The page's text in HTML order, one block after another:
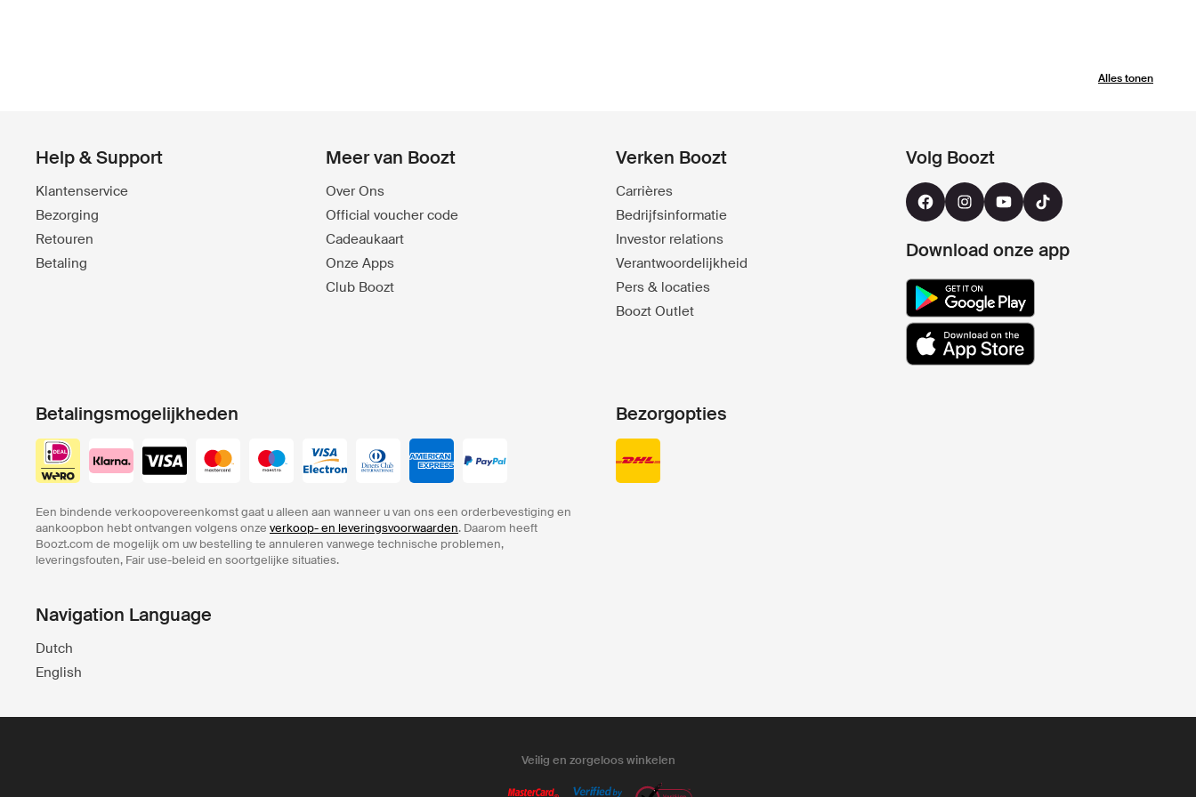
Alles tonen
Help & Support
Klantenservice
Bezorging
Retouren
Betaling
Meer van Boozt
Over Ons
Official voucher code
Cadeaukaart
Onze Apps
Club Boozt
Verken Boozt
Carrières
Bedrijfsinformatie
Investor relations
Verantwoordelijkheid
Pers & locaties
Boozt Outlet
Volg Boozt
Download onze app
Betalingsmogelijkheden
Een bindende verkoopovereenkomst gaat u alleen aan wanneer u van ons een orderbevestiging en
aankoopbon hebt ontvangen volgens onze verkoop- en leveringsvoorwaarden. Daarom heeft
Boozt.com de mogelijk om uw bestelling te annuleren vanwege technische problemen,
leveringsfouten, Fair use-beleid en soortgelijke situaties.
Bezorgopties
Navigation Language
Dutch
English
Veilig en zorgeloos winkelen